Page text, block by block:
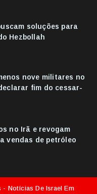
soluções para
Hezbollah
nove militares no
fim do cessar-
no Irã e revogam
vendas de petróleo
- Notícias De Israel Em